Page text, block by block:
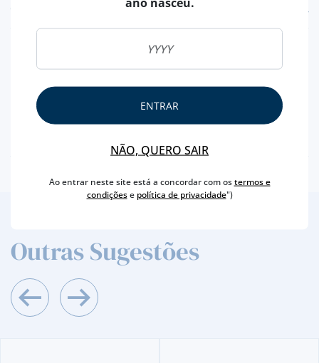
MARCA QUINTAS DAS CARVALHAS
CAPACIDADE
PRODUTOR
REAL COMPANHIA VELHA
Outras Sugestões
ENTRAR
NÃO, QUERO SAIR
Ao entrar neste site está a concordar com ostermos e
condiçõese política de privacidade")